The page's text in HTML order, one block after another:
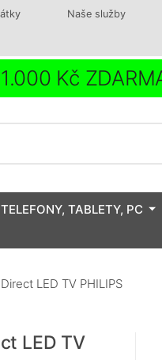
Naše služby
Kč
TELEFONY, TABLETY, PC
LED TV PHILIPS
LED TV